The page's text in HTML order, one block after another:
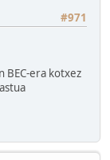
#971
BEC-era kotxez